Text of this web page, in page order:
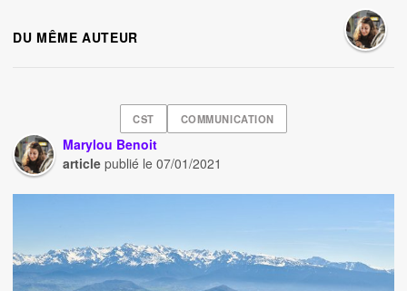
DU MÊME AUTEUR
CST COMMUNICATION
Marylou Benoit
article publié le07/01/2021